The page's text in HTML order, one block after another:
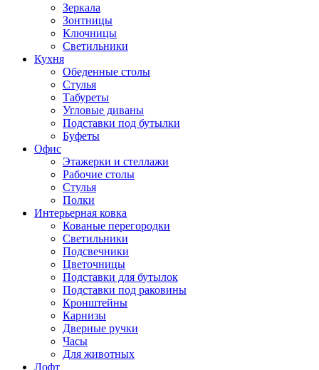
Зеркала
Зонтницы
Ключницы
Светильники
Кухня
Обеденные столы
Стулья
Табуреты
Угловые диваны
Подставки под бутылки
Буфеты
Офис
Этажерки и стеллажи
Рабочие столы
Стулья
Полки
Интерьерная ковка
Кованые перегородки
Светильники
Подсвечники
Цветочницы
Подставки для бутылок
Подставки под раковины
Кронштейны
Карнизы
Дверные ручки
Часы
Для животных
Лофт